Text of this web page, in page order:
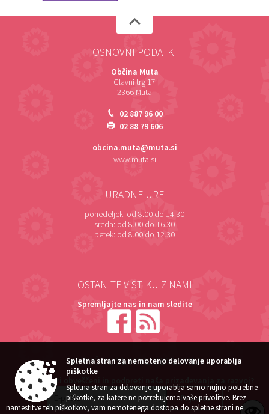
OSNOVNI PODATKI
Občina Muta
Glavni trg 17
2366 Muta
02 887 96 00
02 88 79 606
obcina.muta@muta.si
www.muta.si
URADNE URE
ponedeljek: od 8.00 do 14.30
sreda: od 8.00 do 16.30
petek: od 8.00 do 12.30
OSTANITE V STIKU Z NAMI
Spremljajte nas in nam sledite
NAROČITE SE NA E-OBVESTILA
Želite ostati obveščeni in podpreti naša prizadevanja za razvoj?
Spletna stran za nemoteno delovanje uporablja
piškotke
Spletna stran za delovanje uporablja samo nujno potrebne
piškotke, za katere ne potrebujemo vaše privolitve. Brez
namestitve teh piškotkov, vam nemotenega dostopa do spletne strani ne